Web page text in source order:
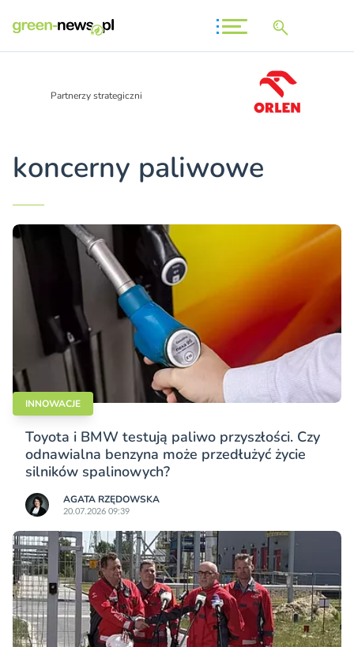
Partnerzy strategiczni
koncerny paliwowe
INNOWACJE
Toyota i BMW testują paliwo przyszłości. Czy
odnawialna benzyna może przedłużyć życie
silników spalinowych?
AGATA RZĘDOWSKA
20.07.2026 09:39